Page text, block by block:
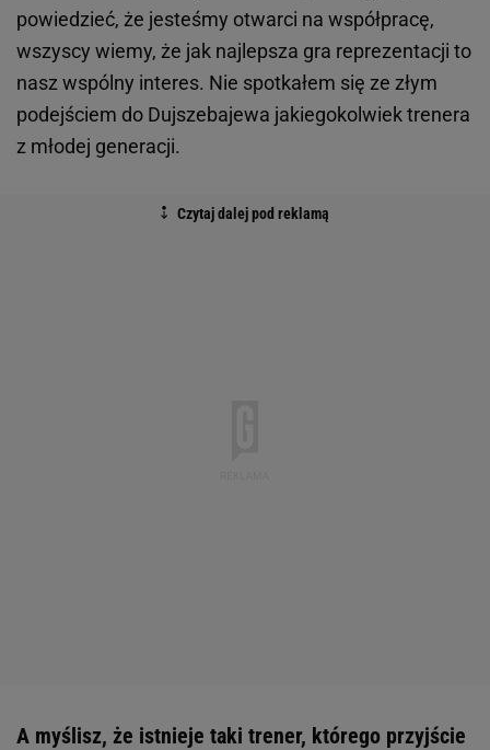
powiedzieć, że jesteśmy otwarci na współpracę,
wszyscy wiemy, że jak najlepsza gra reprezentacji to
nasz wspólny interes. Nie spotkałem się ze złym
podejściem do Dujszebajewa jakiegokolwiek trenera
z młodej generacji.
A myślisz, że istnieje taki trener, którego przyjście